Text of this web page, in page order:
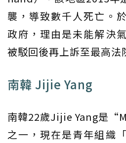
襲，導致數千人死亡。
政府，理由是未能解決
被駁回後再上訴至最高法
南韓 Jijie Yang
南韓22歲Jijie Yang是
之一，現在是青年組織